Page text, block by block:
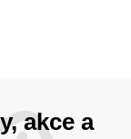
akce a